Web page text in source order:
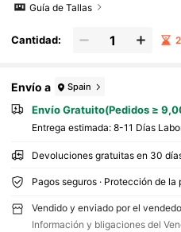
Guía de Tallas
Cantidad:
Envío a Spain
Envío Gratuito(Pedidos ≥
Entrega estimada: 8-11 Días
Devoluciones gratuitas en 30
Pagos seguros · Protección de la
Vendido y enviado por el
Información y bligaciones del